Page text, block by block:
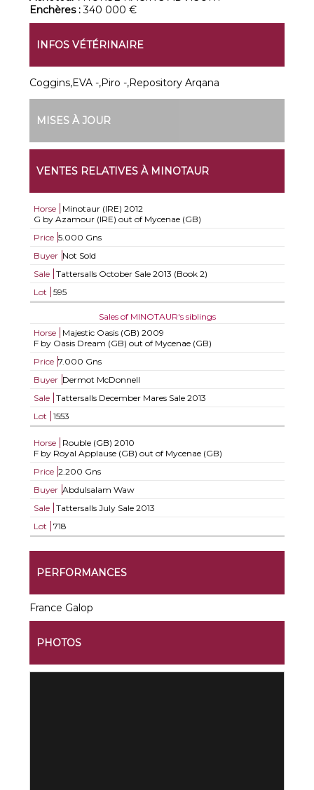
Enchères :340 000 €
INFOS VÉTÉRINAIRE
Coggins,EVA -,Piro -,Repository Arqana
MISES À JOUR
VENTES RELATIVES À MINOTAUR
Horse Minotaur (IRE) 2012
G by Azamour (IRE) out of Mycenae (GB)
Price 5.000 Gns
Buyer Not Sold
Sale
Tattersalls October Sale 2013 (Book 2)
Lot
595
Sales of MINOTAUR's siblings
Horse
Majestic Oasis (GB) 2009
F by Oasis Dream (GB) out of Mycenae (GB)
Price 7.000 Gns
Buyer Dermot McDonnell
Sale
Tattersalls December Mares Sale 2013
Lot
1553
Horse Rouble (GB) 2010
F by Royal Applause (GB) out of Mycenae (GB)
Price 2.200 Gns
Buyer Abdulsalam Waw
Sale
Tattersalls July Sale 2013
Lot
718
PERFORMANCES
France Galop
PHOTOS